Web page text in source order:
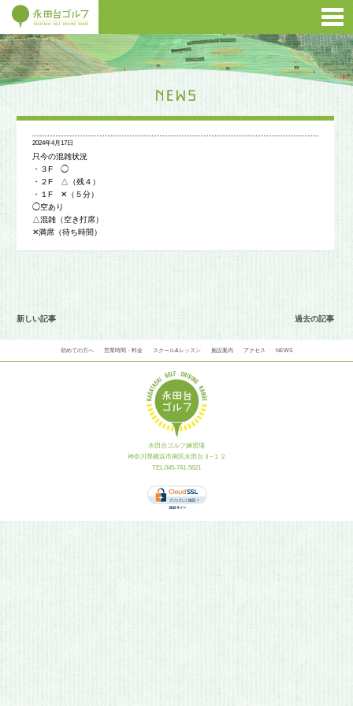
2024年4月17日
只今の混雑状況
・３F ◯
・２F △（残４）
・１F ✕（５分）
◯空あり
△混雑（空き打席）
✕満席（待ち時間）
新しい記事 過去の記事
初めての方へ 営業時間・料金 スクール&レッスン 施設案内 アクセス NEWS
永田台ゴルフ練習場
神奈川県横浜市南区永田台３−１２
TEL.045-741-5621